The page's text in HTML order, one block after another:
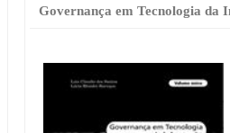
Governança em Tecnologia da